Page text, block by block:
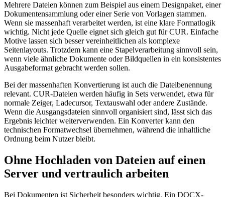
Mehrere Dateien können zum Beispiel aus einem Designpaket, einer
Dokumentensammlung oder einer Serie von Vorlagen stammen.
Wenn sie massenhaft verarbeitet werden, ist eine klare Formatlogik
wichtig. Nicht jede Quelle eignet sich gleich gut für CUR. Einfache
Motive lassen sich besser vereinheitlichen als komplexe
Seitenlayouts. Trotzdem kann eine Stapelverarbeitung sinnvoll sein,
wenn viele ähnliche Dokumente oder Bildquellen in ein konsistentes
Ausgabeformat gebracht werden sollen.
Bei der massenhaften Konvertierung ist auch die Dateibenennung
relevant. CUR-Dateien werden häufig in Sets verwendet, etwa für
normale Zeiger, Ladecursor, Textauswahl oder andere Zustände.
Wenn die Ausgangsdateien sinnvoll organisiert sind, lässt sich das
Ergebnis leichter weiterverwenden. Ein Konverter kann den
technischen Formatwechsel übernehmen, während die inhaltliche
Ordnung beim Nutzer bleibt.
Ohne Hochladen von Dateien auf einen
Server und vertraulich arbeiten
Bei Dokumenten ist Sicherheit besonders wichtig. Ein DOCX-